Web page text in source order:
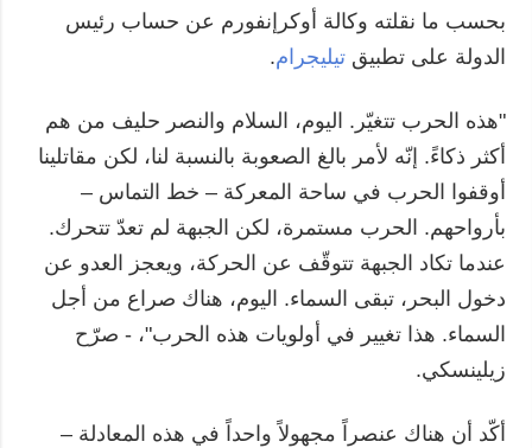
بحسب ما نقلته وكالة أوكرإنفورم عن حساب رئيس
الدولة على تطبيقتيليجرام.
"هذه الحرب تتغيّر. اليوم، السلام والنصر حليف من هم
أكثر ذكاءً. إنّه لأمر بالغ الصعوبة بالنسبة لنا، لكن مقاتلينا
أوقفوا الحرب في ساحة المعركة – خط التماس –
بأرواحهم. الحرب مستمرة، لكن الجبهة لم تعدّ تتحرك.
عندما تكاد الجبهة تتوقّف عن الحركة، ويعجز العدو عن
دخول البحر، تبقى السماء. اليوم، هناك صراع من أجل
السماء. هذا تغيير في أولويات هذه الحرب"، - صرّح
زيلينسكي.
أكّد أن هناك عنصراً مجهولاً واحداً في هذه المعادلة –